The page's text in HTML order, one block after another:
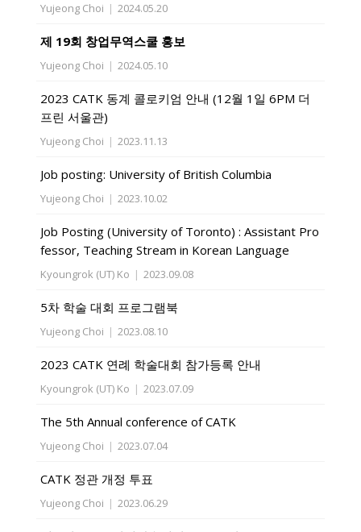
Yujeong Choi | 2024.05.20
제 19회 창업무역스쿨 홍보
Yujeong Choi | 2024.05.10
2023 CATK 동계 콜로키엄 안내 (12월 1일 6PM 더
프린 서울관)
Yujeong Choi | 2023.11.13
Job posting: University of British Columbia
Yujeong Choi | 2023.10.02
Job Posting (University of Toronto) : Assistant Pro
fessor, Teaching Stream in Korean Language
Kyoungrok (UT) Ko | 2023.09.08
5차 학술 대회 프로그램북
Yujeong Choi | 2023.08.10
2023 CATK 연례 학술대회 참가등록 안내
Kyoungrok (UT) Ko | 2023.07.09
The 5th Annual conference of CATK
Yujeong Choi | 2023.07.04
CATK 정관 개정 투표
Yujeong Choi | 2023.06.29